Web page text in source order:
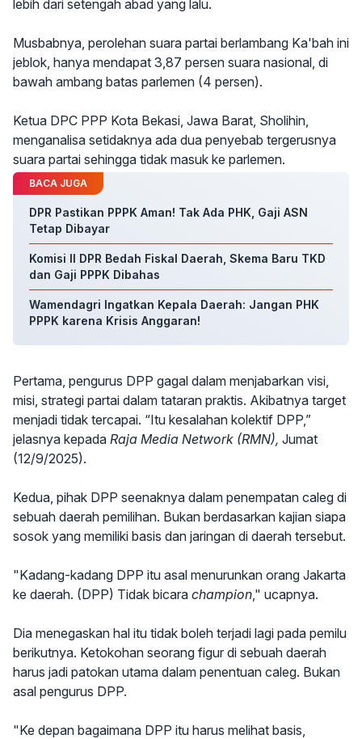
lebih dari setengah abad yang lalu.
Musbabnya, perolehan suara partai berlambang Ka'bah ini
jeblok, hanya mendapat 3,87 persen suara nasional, di
bawah ambang batas parlemen (4 persen).
Ketua DPC PPP Kota Bekasi, Jawa Barat, Sholihin,
menganalisa setidaknya ada dua penyebab tergerusnya
suara partai sehingga tidak masuk ke parlemen.
BACA JUGA
DPR Pastikan PPPK Aman! Tak Ada PHK, Gaji ASN
Tetap Dibayar
Komisi II DPR Bedah Fiskal Daerah, Skema Baru TKD
dan Gaji PPPK Dibahas
Wamendagri Ingatkan Kepala Daerah: Jangan PHK
PPPK karena Krisis Anggaran!
Pertama, pengurus DPP gagal dalam menjabarkan visi,
misi, strategi partai dalam tataran praktis. Akibatnya target
menjadi tidak tercapai. “Itu kesalahan kolektif DPP,”
jelasnya kepada Raja Media Network (RMN), Jumat
(12/9/2025).
Kedua, pihak DPP seenaknya dalam penempatan caleg di
sebuah daerah pemilihan. Bukan berdasarkan kajian siapa
sosok yang memiliki basis dan jaringan di daerah tersebut.
"Kadang-kadang DPP itu asal menurunkan orang Jakarta
ke daerah. (DPP) Tidak bicara champion," ucapnya.
Dia menegaskan hal itu tidak boleh terjadi lagi pada pemilu
berikutnya. Ketokohan seorang figur di sebuah daerah
harus jadi patokan utama dalam penentuan caleg. Bukan
asal pengurus DPP.
"Ke depan bagaimana DPP itu harus melihat basis,